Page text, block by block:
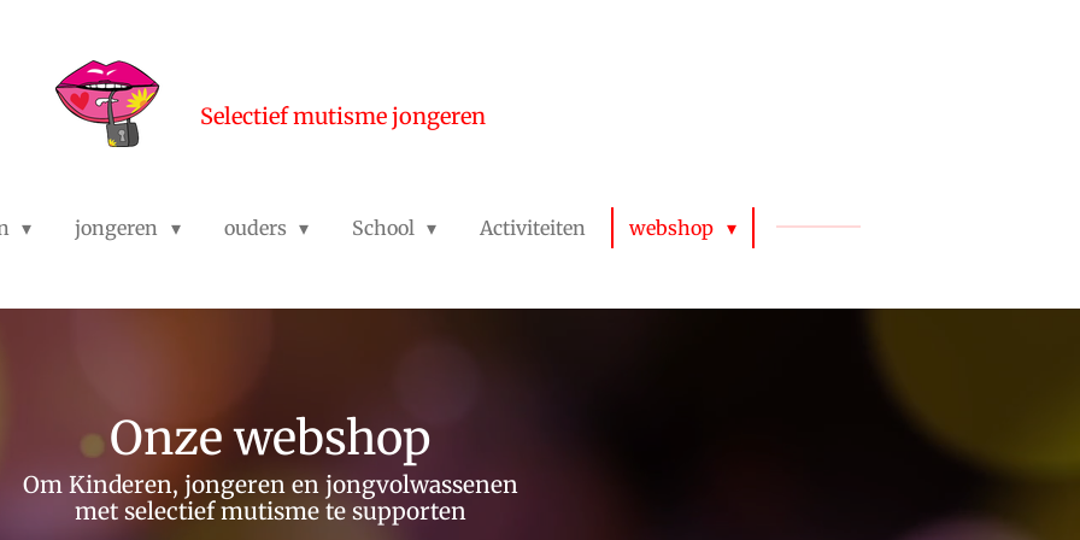
Selectief mutisme jongeren
jongeren ouders School Activiteiten webshop
Onze webshop
Om Kinderen, jongeren en jongvolwassenen
met selectief mutisme te supporten